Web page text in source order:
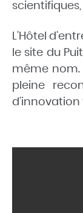
L’Hôtel
le site du
même nom.
pleine